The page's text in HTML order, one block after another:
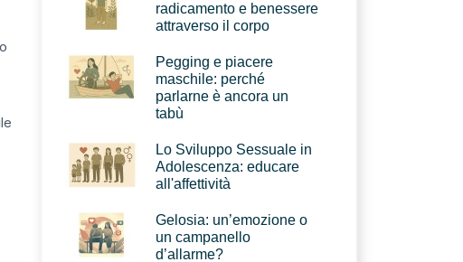
radicamento e benessere
attraverso il corpo
Pegging e piacere
maschile: perché
parlarne è ancora un
tabù
Lo Sviluppo Sessuale in
Adolescenza: educare
all'affettività
Gelosia: un’emozione o
un campanello
d’allarme?